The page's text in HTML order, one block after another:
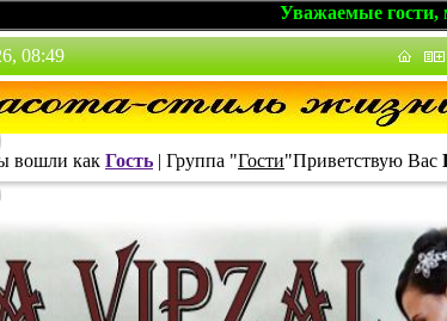
Уважаемые гости, мы рады
08:49
вошли как Гость | Группа "Гости"Приветствую Вас